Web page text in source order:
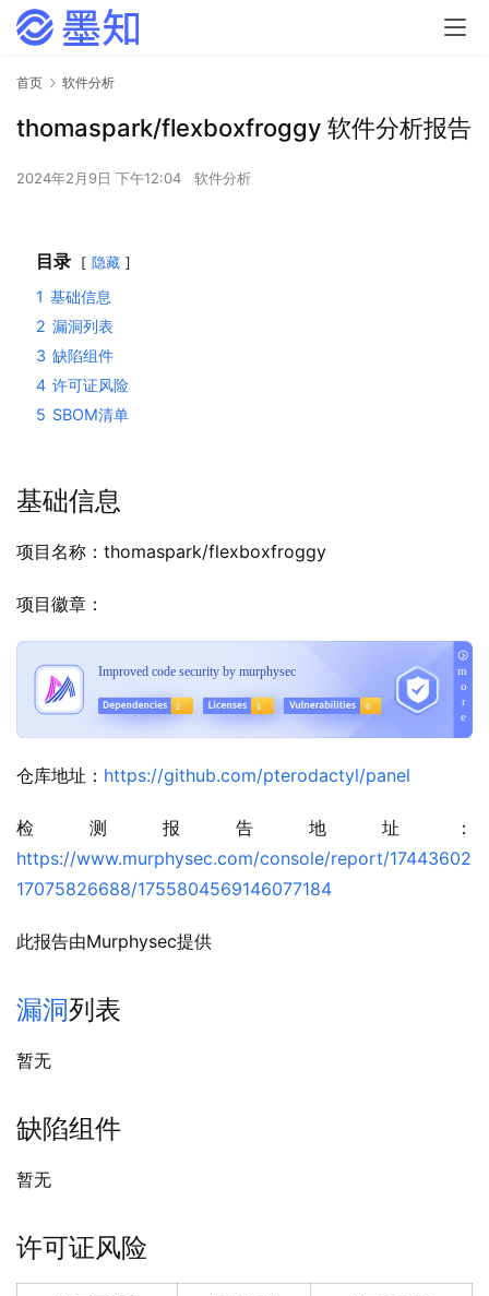
首页 软件分析
thomaspark/flexboxfroggy 软件分析报告
2024年2月9日 下午12:04 软件分析
目录 隐藏
1 基础信息
2 漏洞列表
3 缺陷组件
4 许可证风险
5 SBOM清单
基础信息
项目名称：thomaspark/flexboxfroggy
项目徽章：
仓库地址： https://github.com/pterodactyl/panel
检测报告地址：
https://www.murphysec.com/console/report/17443602
17075826688/1755804569146077184
此报告由Murphysec提供
漏洞列表
暂无
缺陷组件
暂无
许可证风险